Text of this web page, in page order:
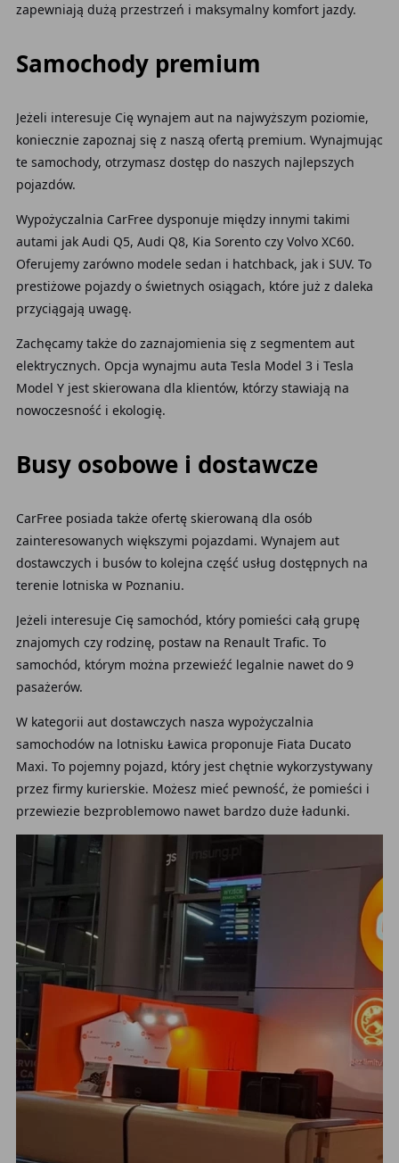
zapewniają dużą przestrzeń i maksymalny komfort jazdy.
Samochody premium
Jeżeli interesuje Cię wynajem aut na najwyższym poziomie,
koniecznie zapoznaj się z naszą ofertą premium. Wynajmując
te samochody, otrzymasz dostęp do naszych najlepszych
pojazdów.
Wypożyczalnia CarFree dysponuje między innymi takimi
autami jak Audi Q5, Audi Q8, Kia Sorento czy Volvo XC60.
Oferujemy zarówno modele sedan i hatchback, jak i SUV. To
prestiżowe pojazdy o świetnych osiągach, które już z daleka
przyciągają uwagę.
Zachęcamy także do zaznajomienia się z segmentem aut
elektrycznych. Opcja wynajmu auta Tesla Model 3 i Tesla
Model Y jest skierowana dla klientów, którzy stawiają na
nowoczesność i ekologię.
Busy osobowe i dostawcze
CarFree posiada także ofertę skierowaną dla osób
zainteresowanych większymi pojazdami. Wynajem aut
dostawczych i busów to kolejna część usług dostępnych na
terenie lotniska w Poznaniu.
Jeżeli interesuje Cię samochód, który pomieści całą grupę
znajomych czy rodzinę, postaw na Renault Trafic. To
samochód, którym można przewieźć legalnie nawet do 9
pasażerów.
W kategorii aut dostawczych nasza wypożyczalnia
samochodów na lotnisku Ławica proponuje Fiata Ducato
Maxi. To pojemny pojazd, który jest chętnie wykorzystywany
przez firmy kurierskie. Możesz mieć pewność, że pomieści i
przewiezie bezproblemowo nawet bardzo duże ładunki.